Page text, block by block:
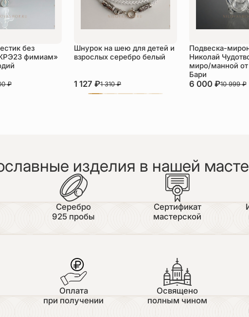
без
фимиам»
₽
Шнурок на шею для детей и
взрослых серебро белый
1 127₽1 310₽
Подвеска-
Николай
миро/манной
Бари
6 000 ₽10 999₽
изделия в нашей
Серебро
925 пробы
Сертификат
мастерской
Оплата
при получении
Освящено
полным чином